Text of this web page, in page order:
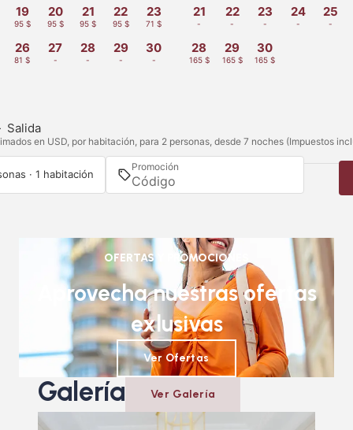
19
95 $
20
95 $
21
95 $
22
95 $
23
71 $
26
81 $
27
-
28
-
29
-
30
-
21
-
22
-
23
-
24
-
25
-
28
165 $
29
165 $
30
165 $
Salida
en USD, por habitación, para 2 personas, desde 7 noches (Impuestos
· 1 habitación
Promoción
OFERTAS Y PROMOCIONES
Aprovecha nuestras ofertas
exlusivas
Ver Ofertas
Galería Ver Galería